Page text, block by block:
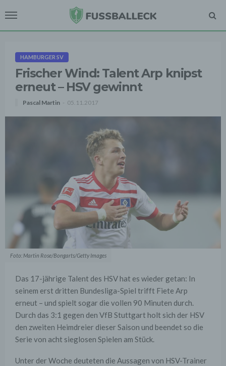
HAMBURGER SV
Frischer Wind: Talent Arp knipst
erneut – HSV gewinnt
Pascal Martin 05.11.2017
Foto: Martin Rose/Bongarts/Getty Images
Das 17-jährige Talent des HSV hat es wieder getan: In
seinem erst dritten Bundesliga-Spiel trifft Fiete Arp
erneut – und spielt sogar die vollen 90 Minuten durch.
Durch das 3:1 gegen den VfB Stuttgart holt sich der HSV
den zweiten Heimdreier dieser Saison und beendet so die
Serie von acht sieglosen Spielen am Stück.
Unter der Woche deuteten die Aussagen von HSV-Trainer